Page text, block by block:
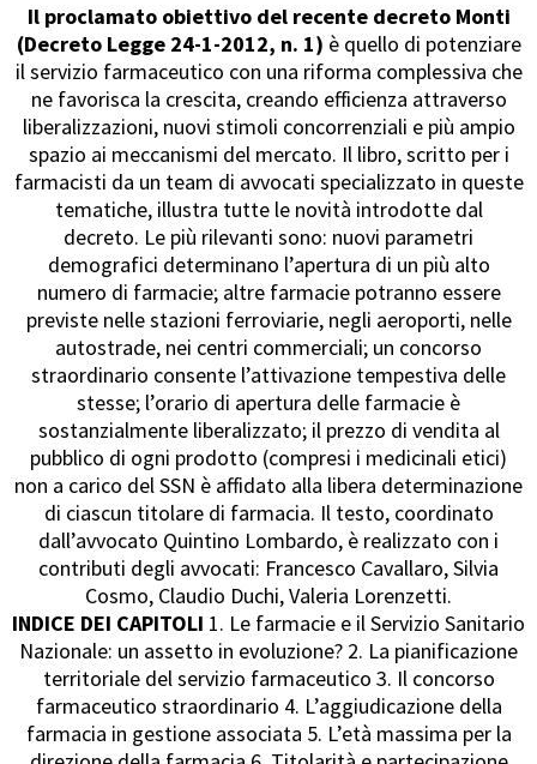
Il proclamato obiettivo del recente decreto Monti
(Decreto Legge 24-1-2012, n. 1) è quello di potenziare
il servizio farmaceutico con una riforma complessiva che
ne favorisca la crescita, creando efficienza attraverso
liberalizzazioni, nuovi stimoli concorrenziali e più ampio
spazio ai meccanismi del mercato. Il libro, scritto per i
farmacisti da un team di avvocati specializzato in queste
tematiche, illustra tutte le novità introdotte dal
decreto. Le più rilevanti sono: nuovi parametri
demografici determinano l’apertura di un più alto
numero di farmacie; altre farmacie potranno essere
previste nelle stazioni ferroviarie, negli aeroporti, nelle
autostrade, nei centri commerciali; un concorso
straordinario consente l’attivazione tempestiva delle
stesse; l’orario di apertura delle farmacie è
sostanzialmente liberalizzato; il prezzo di vendita al
pubblico di ogni prodotto (compresi i medicinali etici)
non a carico del SSN è affidato alla libera determinazione
di ciascun titolare di farmacia. Il testo, coordinato
dall’avvocato Quintino Lombardo, è realizzato con i
contributi degli avvocati: Francesco Cavallaro, Silvia
Cosmo, Claudio Duchi, Valeria Lorenzetti.
INDICE DEI CAPITOLI 1. Le farmacie e il Servizio Sanitario
Nazionale: un assetto in evoluzione? 2. La pianificazione
territoriale del servizio farmaceutico 3. Il concorso
farmaceutico straordinario 4. L’aggiudicazione della
farmacia in gestione associata 5. L’età massima per la